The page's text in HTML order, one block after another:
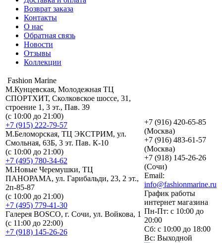
Возврат заказа
Контакты
О нас
Обратная связь
Новости
Отзывы
Коллекции
Fashion Marine
М.Кунцевская, Молодежная ТЦ
СПОРТХИТ, Сколковское шоссе, 31,
строение 1, 3 эт., Пав. 39
(с 10:00 до 21:00)
+7 (915) 222-79-57
М.Беломорская, ТЦ ЭКСТРИМ, ул.
Смольная, 63Б, 3 эт. Пав. К-10
(с 10:00 до 21:00)
+7 (495) 780-34-62
М.Новые Черемушки, ТЦ
ПАНОРАМА, ул. Гарибальди, 23, 2 эт.,
2п-85-87
(с 10:00 до 21:00)
+7 (495) 779-41-30
Галерея BOSCO, г. Сочи, ул. Войкова, 1
(с 11:00 до 22:00)
+7 (918) 145-26-26
+7 (916) 420-65-85
(Москва)
+7 (916) 483-61-57
(Москва)
+7 (918) 145-26-26
(Сочи)
Email:
info@fashionmarine.ru
График работы
интернет магазина
Пн-Пт: с 10:00 до
20:00
Сб: с 10:00 до 18:00
Вс: Выходной